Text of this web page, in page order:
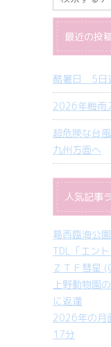
最近の投
酷暑日 5日
2026年梅雨
超危険な台
九州方面へ
人気記事
葛西臨海公
TDL「エン
ＺＴＦ彗
上野動物園
に返還
2026年の
17分